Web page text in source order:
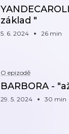
základ "
5. 6. 2024 26 min
O epizodě
BARBORA -
29. 5. 2024 30 min